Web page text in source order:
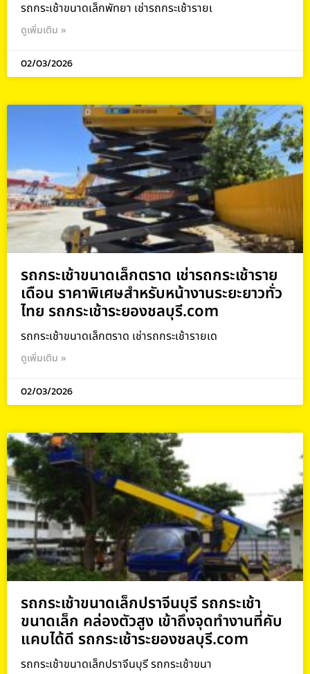
รถกระเช้าขนาดเล็กพัทยา เช่ารถกระเช้ารายเ
ดูเพิ่มเติม »
02/03/2026
รถกระเช้าขนาดเล็กตราด เช่ารถกระเช้าราย
เดือน ราคาพิเศษสำหรับหน้างานระยะยาวทั่ว
ไทย รถกระเช้าระยองชลบุรี.com
รถกระเช้าขนาดเล็กตราด เช่ารถกระเช้ารายเด
ดูเพิ่มเติม »
02/03/2026
รถกระเช้าขนาดเล็กปราจีนบุรี รถกระเช้า
ขนาดเล็ก คล่องตัวสูง เข้าถึงจุดทำงานที่คับ
แคบได้ดี รถกระเช้าระยองชลบุรี.com
รถกระเช้าขนาดเล็กปราจีนบุรี รถกระเช้าขนา